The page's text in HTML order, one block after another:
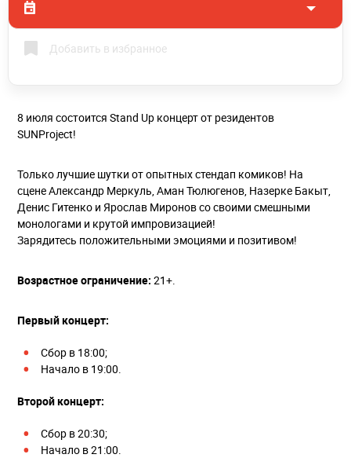
Добавить в избранное
8 июля состоится Stand Up концерт от резидентов
SUNProject!
Только лучшие шутки от опытных стендап комиков! На
сцене Александр Меркуль, Аман Тюлюгенов, Назерке Бакыт,
Денис Гитенко и Ярослав Миронов со своими смешными
монологами и крутой импровизацией!
Зарядитесь положительными эмоциями и позитивом!
Возрастное ограничение: 21+.
Первый концерт:
Сбор в 18:00;
Начало в 19:00.
Второй концерт:
Сбор в 20:30;
Начало в 21:00.